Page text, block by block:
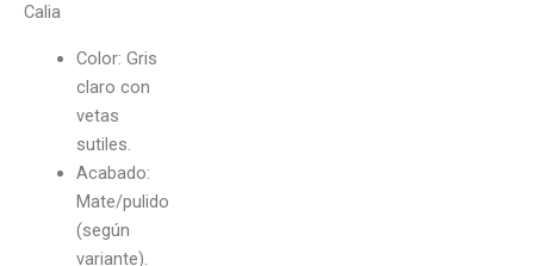
Calia
Color: Gris
claro con
vetas
sutiles.
Acabado:
Mate/pulido
(según
variante).